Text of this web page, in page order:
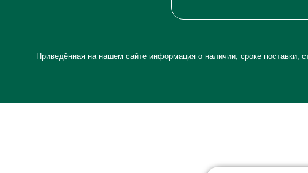
Приведённая на нашем сайте информация о наличии, сроке поставки,